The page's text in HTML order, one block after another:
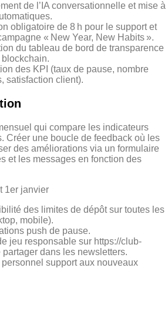
de l’IA conversationnelle et mise à
obligatoire de 8 h pour le support et
« New Year, New Habits ».
du tableau de bord de transparence
des KPI (taux de pause, nombre
satisfaction client).
qui compare les indicateurs
Créer une boucle de feedback où les
des améliorations via un formulaire
et les messages en fonction des
1er janvier
des limites de dépôt sur toutes les
mobile).
push de pause.
jeu responsable sur https://club-
dans les newsletters.
personnel support aux nouveaux